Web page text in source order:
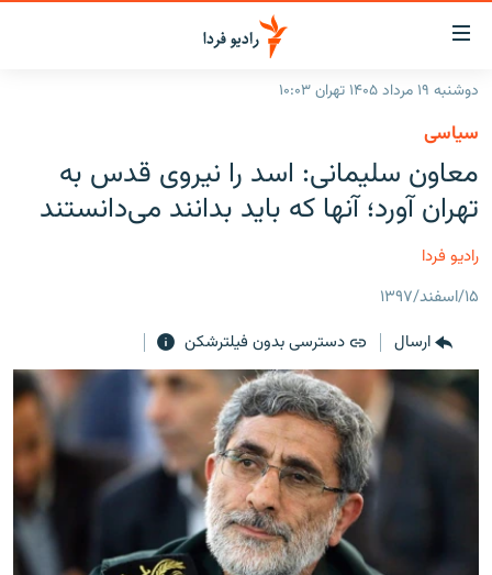
لینک‌های
قابلیت
دسترسی
بازگشت
منوی
اصلی
رفتن
به
صفحه
ایران
جهان
فرکانس‌ها
پادکست
گزارش‌های تصویری
گزارش‌های ویدئویی
زنان فردا
English
دوشنبه ۱۹ مرداد ۱۴۰۵ تهران ۱۰:۰۳
سیاسی
معاون سلیمانی: اسد را نیروی قدس به
تهران آورد؛ آنها که باید بدانند می‌دانستند
رادیو فردا
۱۵/اسفند/۱۳۹۷
ارسال
دسترسی بدون فیلترشکن